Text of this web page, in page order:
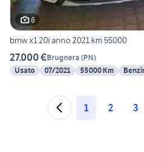
6
bmw x1 20i anno 2021 km 55000
27.000 €Brugnera (PN)
Usato
07/2021 55000 Km
1 2 3